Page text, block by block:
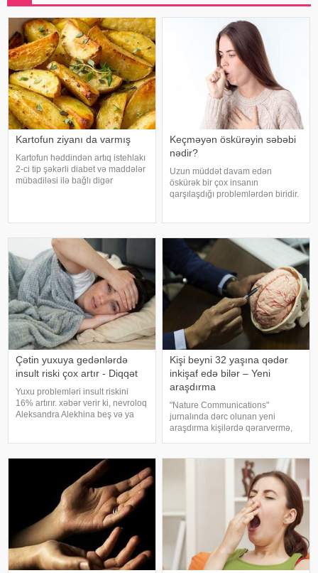
Kartofun ziyanı da varmış
Kartofun həddindən artıq istehlakı
2-ci tip şəkərli diabet və maddələr
mübadiləsi ilə bağlı digər
yapon alimləri gəliblər. -
Keçməyən öskürəyin səbəbi
nədir?
Uzun müddət davam edən
öskürək bir çox insanın
qarşılaşdığı problemlərdən biridir.
hər zaman tənəffüs yolu
infeksiyası olmur
Çətin yuxuya gedənlərdə
insult riski çox artır - Diqqət
Yuxu problemləri insult riskini
16% artırır. xəbər verir ki, nevroloq
Aleksandra Alekhina beş və ya
artdığını deyib. İnsult ciddi və
Kişi beyni 32 yaşına qədər
inkişaf edə bilər – Yeni
araşdırma
"Nature Communications"
jurnalında dərc olunan yeni
araşdırma kişilərdə qərarvermə,
olan beyin nahiyələrinin orta
hesabla 32 yaşına qədər inkişa